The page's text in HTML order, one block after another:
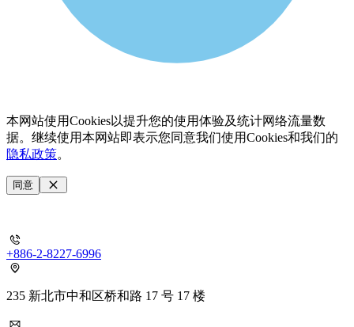
本网站使用Cookies以提升您的使用体验及统计网络流量数
据。继续使用本网站即表示您同意我们使用Cookies和我们的
隐私政策。
同意
+886-2-8227-6996
235 新北市中和区桥和路 17 号 17 楼